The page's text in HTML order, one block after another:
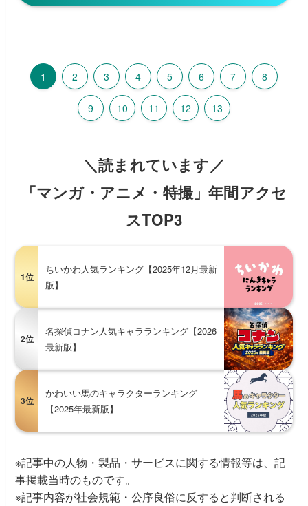
1 2 3 4 5 6 7 8
9 10 11 12 13
＼読まれています／
「マンガ・アニメ・特撮」年間アクセ
スTOP3
1位
ちいかわ人気ランキング【2025年12月最新
版】
2位
名探偵コナン人気キャラランキング【2026
最新版】
3位
かわいい馬のキャラクターランキング
【2025年最新版】
※記事中の人物・製品・サービスに関する情報等は、記
事掲載当時のものです。
※記事内容が社会規範・公序良俗に反すると判断される